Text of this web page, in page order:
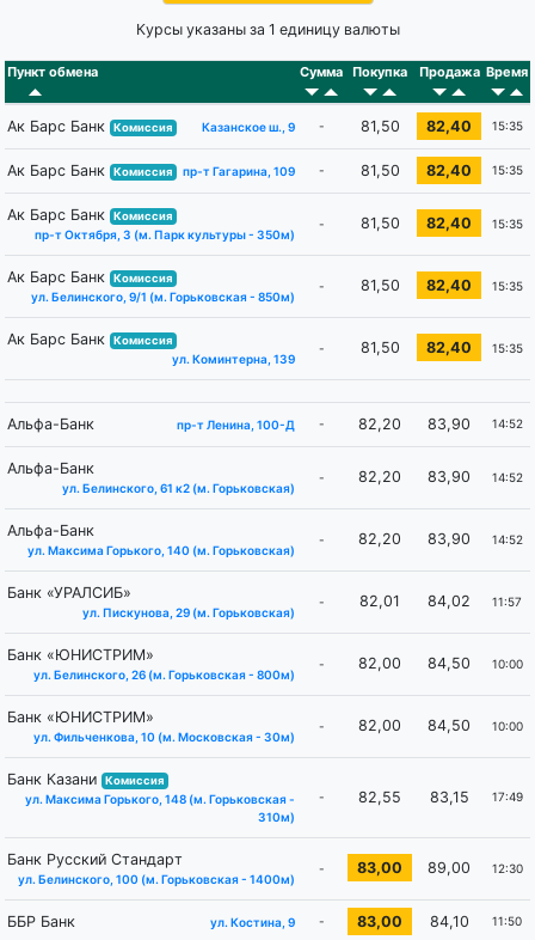
Курсы указаны за 1 единицу валюты
Пункт обмена Сумма Покупка Продажа Время
Ак Барс Банк Комиссия Казанское ш., 9 - 81,50 82,40 15:35
Ак Барс Банк Комиссия пр-т Гагарина, 109 - 81,50 82,40 15:35
Ак Барс Банк Комиссия
пр-т Октября, 3 (м. Парк культуры - 350м)
- 81,50 82,40 15:35
Ак Барс Банк Комиссия
ул. Белинского, 9/1 (м. Горьковская - 850м)
- 81,50 82,40 15:35
Ак Барс Банк Комиссия
ул. Коминтерна, 139
- 81,50 82,40 15:35
Альфа-Банк пр-т Ленина, 100-Д - 82,20 83,90 14:52
Альфа-Банк
ул. Белинского, 61 к2 (м. Горьковская)
- 82,20 83,90 14:52
Альфа-Банк
ул. Максима Горького, 140 (м. Горьковская)
- 82,20 83,90 14:52
Банк «УРАЛСИБ»
ул. Пискунова, 29 (м. Горьковская)
- 82,01 84,02 11:57
Банк «ЮНИСТРИМ»
ул. Белинского, 26 (м. ​Горьковская - 800м)
- 82,00 84,50 10:00
Банк «ЮНИСТРИМ»
ул. Фильченкова, 10 (м. ​Московская - 30м)
- 82,00 84,50 10:00
Банк Казани Комиссия
ул. Максима Горького, 148 (м. Горьковская -
310м)
- 82,55 83,15 17:49
Банк Русский Стандарт
ул. Белинского, 100 (м. Горьковская - 1400м)
- 83,00 89,00 12:30
ББР Банк ул. Костина, 9 - 83,00 84,10 11:50